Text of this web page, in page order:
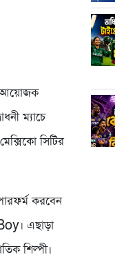
আয়োজক
ম্যাচে
সিটির
করবেন
এছাড়া
শিল্পী।